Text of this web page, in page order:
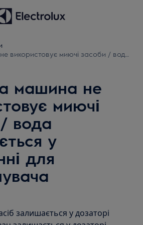
використовує миючі засоби / вода
машина не
миючі
вода
у
для
залишається у дозаторі